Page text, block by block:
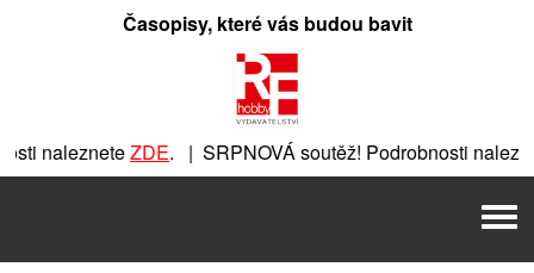
Časopisy, které vás budou bavit
nalezneteZDE. | SRPNOVÁ soutěž! Podrobnosti
. |